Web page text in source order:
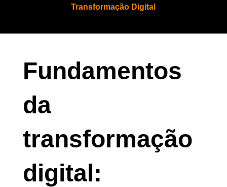
Transformação Digital
Fundamentos
da
transformação
digital: